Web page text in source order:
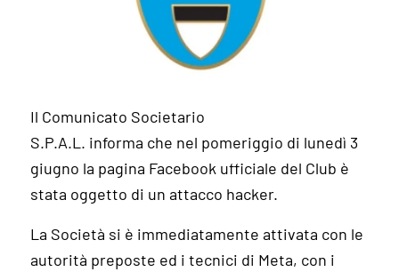
Il Comunicato Societario
S.P.A.L. informa che nel pomeriggio di lunedì 3
giugno la pagina Facebook ufficiale del Club è
stata oggetto di un attacco hacker.
La Società si è immediatamente attivata con le
autorità preposte ed i tecnici di Meta, con i